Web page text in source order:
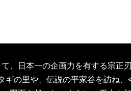
、日本一の企画力を有する宗正
ギの里や、伝説の平家谷を訪ね